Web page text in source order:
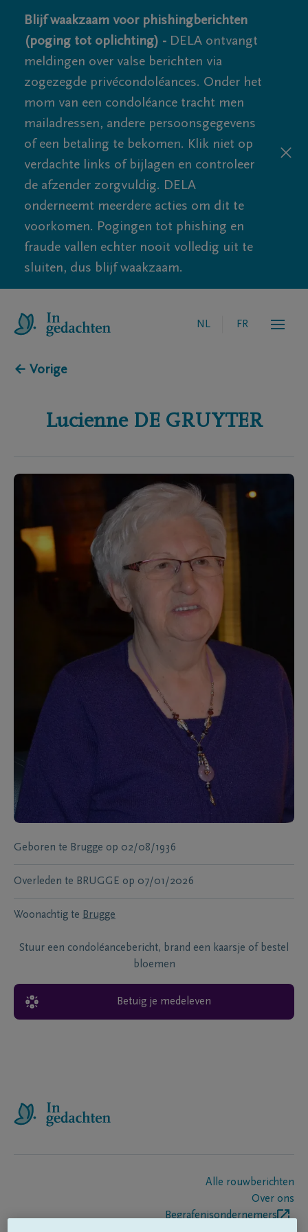
Blijf waakzaam voor phishingberichten
(poging tot oplichting) - DELA ontvangt
meldingen over valse berichten via
zogezegde privécondoléances. Onder het
mom van een condoléance tracht men
mailadressen, andere persoonsgegevens
of een betaling te bekomen. Klik niet op
verdachte links of bijlagen en controleer
de afzender zorgvuldig. DELA
onderneemt meerdere acties om dit te
voorkomen. Pogingen tot phishing en
fraude vallen echter nooit volledig uit te
sluiten, dus blijf waakzaam.
NL FR
← Vorige
Lucienne DE GRUYTER
Geboren te Brugge op 02/08/1936
Overleden te BRUGGE op 07/01/2026
Woonachtig te Brugge
Stuur een condoléancebericht, brand een kaarsje of bestel
bloemen
Betuig je medeleven
Alle rouwberichten
Over ons
Begrafenisondernemers